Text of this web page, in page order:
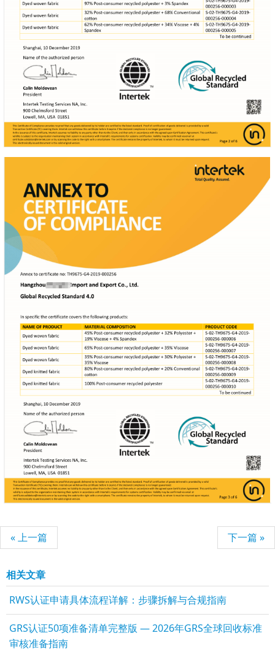
« 上一篇 下一篇 »
相关文章
RWS认证申请具体流程详解：步骤拆解与合规指南
GRS认证50项准备清单完整版 — 2026年GRS全球回收标准
审核准备指南